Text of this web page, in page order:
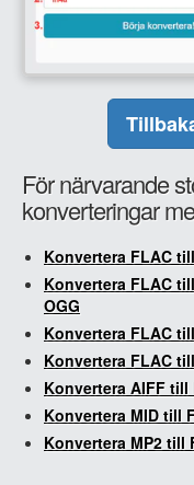
För närvarande
konverteringar
Konvertera FLAC
Konvertera FLAC till
OGG
Konvertera FLAC
Konvertera FLAC
Konvertera AIFF till
Konvertera MID till
Konvertera MP2 till